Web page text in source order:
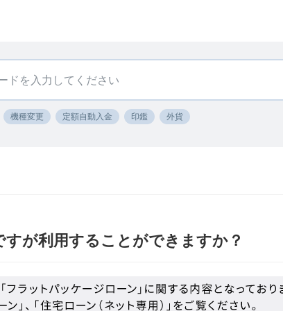
機種変更 定額自動入金 印鑑 外貨
すが利用することができますか？